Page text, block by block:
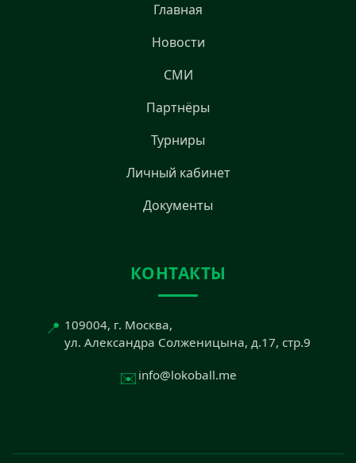
Главная
Новости
СМИ
Партнёры
Турниры
Личный кабинет
Документы
КОНТАКТЫ
📍 109004, г. Москва,
ул. Александра Солженицына, д.17, стр.9
✉️ info@lokoball.me